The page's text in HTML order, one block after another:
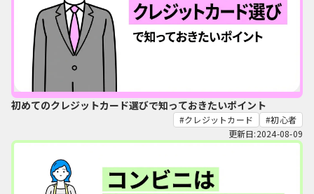
初めてのクレジットカード選びで知っておきたいポイント
クレジットカード
初心者
更新日:2024-08-09